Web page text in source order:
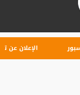
الإعلان عن